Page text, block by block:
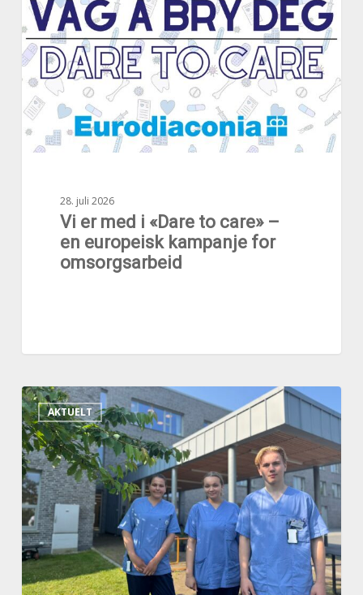
«Dare
to
care»
en
europeisk
omsorgsarbeid
28. juli 2026
Vi er med i «Dare to care» –
en europeisk kampanje for
omsorgsarbeid
AKTUELT
Sommerjobb
med
mening
for
unge
på
Siljuslåtten